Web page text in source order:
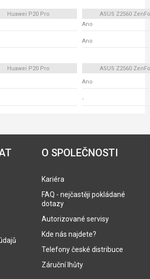
Huawei P20 Pro
ASUS Z2560
Ano
Ano
Huawei P20 Pro
ASUS Z2560
Ano
-
O SPOLEČNOSTI
Kariéra
FAQ - nejčastěji pokládané
dotazy
Autorizované servisy
Kde nás najdete?
Telefony české distribuce
Záruční lhůty